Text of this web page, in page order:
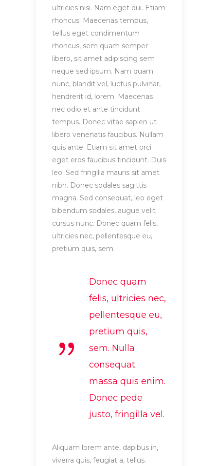
ultricies nisi. Nam eget dui. Etiam
rhoncus. Maecenas tempus,
tellus eget condimentum
rhoncus, sem quam semper
libero, sit amet adipiscing sem
neque sed ipsum. Nam quam
nunc, blandit vel, luctus pulvinar,
hendrerit id, lorem. Maecenas
nec odio et ante tincidunt
tempus. Donec vitae sapien ut
libero venenatis faucibus. Nullam
quis ante. Etiam sit amet orci
eget eros faucibus tincidunt. Duis
leo. Sed fringilla mauris sit amet
nibh. Donec sodales sagittis
magna. Sed consequat, leo eget
bibendum sodales, augue velit
cursus nunc. Donec quam felis,
ultricies nec, pellentesque eu,
pretium quis, sem.
Donec quam
felis, ultricies nec,
pellentesque eu,
pretium quis,
sem. Nulla
consequat
massa quis enim.
Donec pede
justo, fringilla vel.
Aliquam lorem ante, dapibus in,
viverra quis, feugiat a, tellus.